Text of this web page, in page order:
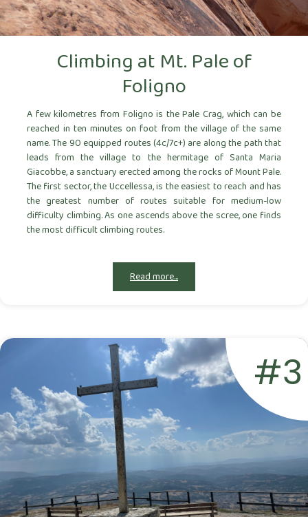
Climbing at Mt. Pale of
Foligno
A few kilometres from Foligno is the Pale Crag, which can be
reached in ten minutes on foot from the village of the same
name. The 90 equipped routes (4c/7c+) are along the path that
leads from the village to the hermitage of Santa Maria
Giacobbe, a sanctuary erected among the rocks of Mount Pale.
The first sector, the Uccellessa, is the easiest to reach and has
the greatest number of routes suitable for medium-low
difficulty climbing. As one ascends above the scree, one finds
the most difficult climbing routes.
Read more...
#3